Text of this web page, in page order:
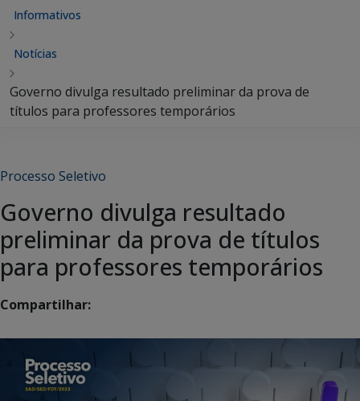
Informativos
Notícias
Governo divulga resultado preliminar da prova de
títulos para professores temporários
Processo Seletivo
Governo divulga resultado
preliminar da prova de títulos
para professores temporários
Compartilhar: